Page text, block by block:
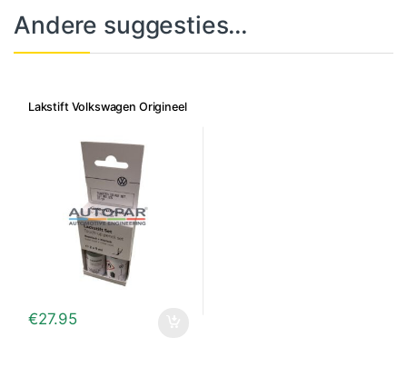
Andere suggesties…
Lakstift Volkswagen Origineel
€27.95